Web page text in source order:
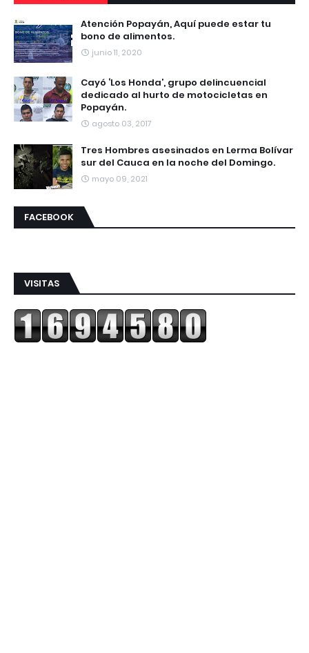
Atención Popayán, Aquí puede estar tu
bono de alimentos.
junio 11, 2020
Cayó ‘Los Honda’, grupo delincuencial
dedicado al hurto de motocicletas en
Popayán.
agosto 03, 2017
Tres Hombres asesinados en Lerma Bolívar
sur del Cauca en la noche del Domingo.
mayo 09, 2021
FACEBOOK
VISITAS